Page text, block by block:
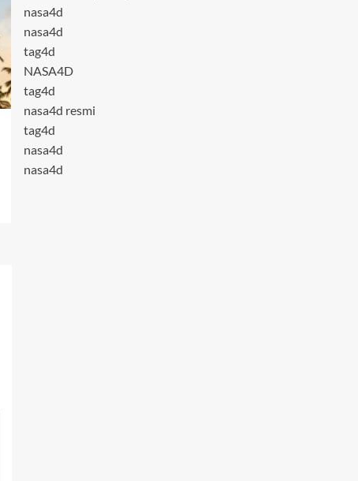
nasa4d
nasa4d
tag4d
NASA4D
tag4d
nasa4d resmi
tag4d
nasa4d
nasa4d